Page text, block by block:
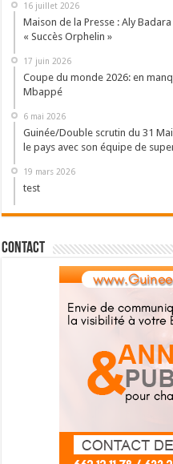
16 juillet 2026
Maison de la Presse : Aly
« Succès Orphelin »
17 juin 2026
Coupe du monde 2026: en
Mbappé
6 mai 2026
Guinée/Double scrutin du 31
le pays avec son équipe de
19 mars 2026
test
Contact